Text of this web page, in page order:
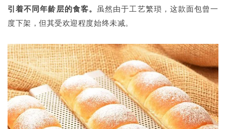
引着不同年龄层的食客。 虽然由于工艺繁琐，这款面包曾一
度下架，但其受欢迎程度始终未减。